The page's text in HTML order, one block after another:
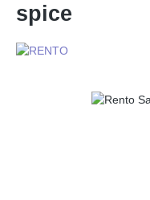
spice
Bildergalerie überspringen